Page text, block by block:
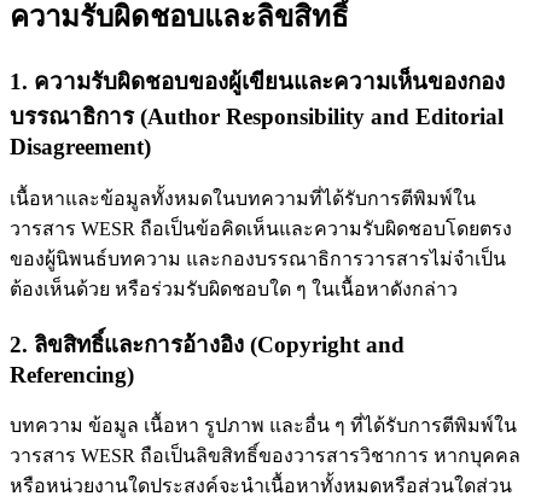
ความรับผิดชอบและลิขสิทธิ์
1. ความรับผิดชอบของผู้เขียนและความเห็นของกอง
บรรณาธิการ (Author Responsibility and Editorial
Disagreement)
เนื้อหาและข้อมูลทั้งหมดในบทความที่ได้รับการตีพิมพ์ใน
วารสาร WESR ถือเป็นข้อคิดเห็นและความรับผิดชอบโดยตรง
ของผู้นิพนธ์บทความ และกองบรรณาธิการวารสารไม่จำเป็น
ต้องเห็นด้วย หรือร่วมรับผิดชอบใด ๆ ในเนื้อหาดังกล่าว
2. ลิขสิทธิ์และการอ้างอิง (Copyright and
Referencing)
บทความ ข้อมูล เนื้อหา รูปภาพ และอื่น ๆ ที่ได้รับการตีพิมพ์ใน
วารสาร WESR ถือเป็นลิขสิทธิ์ของวารสารวิชาการ หากบุคคล
หรือหน่วยงานใดประสงค์จะนำเนื้อหาทั้งหมดหรือส่วนใดส่วน